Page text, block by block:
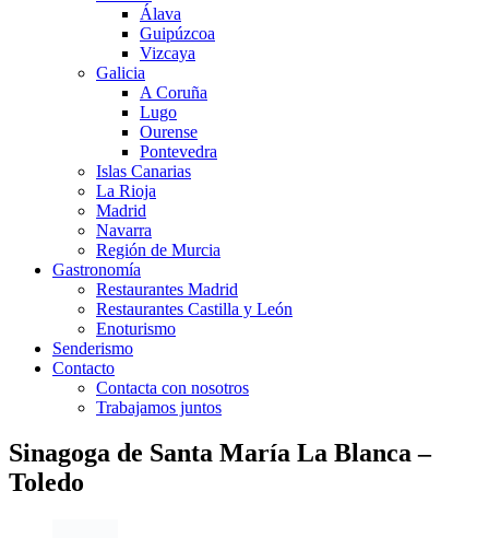
Álava
Guipúzcoa
Vizcaya
Galicia
A Coruña
Lugo
Ourense
Pontevedra
Islas Canarias
La Rioja
Madrid
Navarra
Región de Murcia
Gastronomía
Restaurantes Madrid
Restaurantes Castilla y León
Enoturismo
Senderismo
Contacto
Contacta con nosotros
Trabajamos juntos
Sinagoga de Santa María La Blanca –
Toledo